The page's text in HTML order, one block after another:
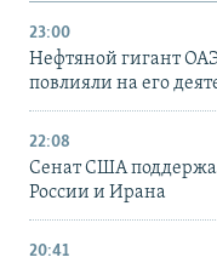
23:00
Нефтяной гигант
повлияли на его
22:08
Сенат США
России и Ирана
20:41